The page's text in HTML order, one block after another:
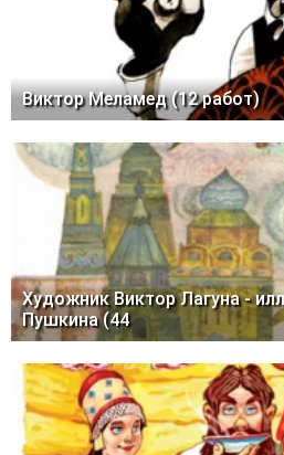
Виктор Меламед (12 работ)
Художник Виктор Лагуна -
Пушкина (44